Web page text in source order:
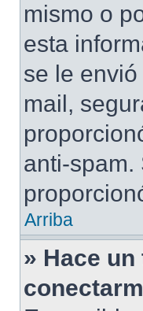
mismo o
esta
se le
mail,
anti-spam.
Arriba
» Hace